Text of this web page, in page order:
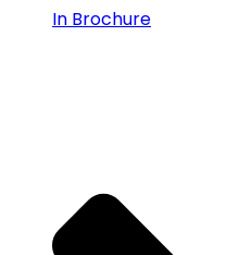
In Brochure